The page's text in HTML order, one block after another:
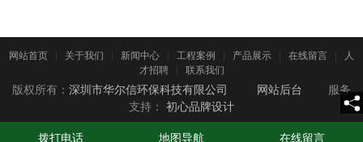
网站首页 关于我们 新闻中心 工程案例 产品展示 在线留言
人
才招聘| 联系我们
版权所有： 深圳市华尔信环保科技有限公司 网站后台 服务
支持：
初心品牌设计
拨打电话 地图导航 在线留言